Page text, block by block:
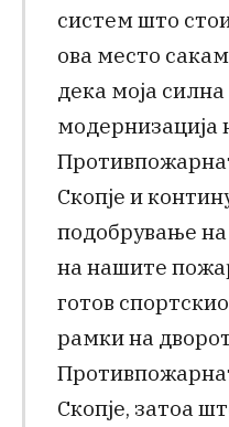
систем што
ова место
дека моја
модернизација
Скопје и
подобрување
на нашите
готов
рамки на
Скопје, затоа